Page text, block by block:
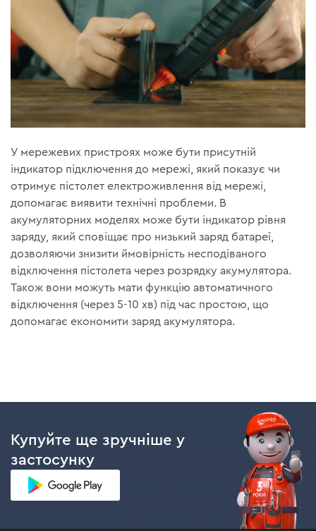
У мережевих пристроях може бути присутній
індикатор підключення до мережі, який показує чи
отримує пістолет електроживлення від мережі,
допомагає виявити технічні проблеми. В
акумуляторних моделях може бути індикатор рівня
заряду, який сповіщає про низький заряд батареї,
дозволяючи знизити ймовірність несподіваного
відключення пістолета через розрядку акумулятора.
Також вони можуть мати функцію автоматичного
відключення (через 5-10 хв) під час простою, що
допомагає економити заряд акумулятора.
Купуйте ще зручніше у
застосунку